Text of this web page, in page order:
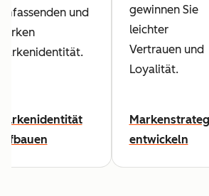
und
gewinnen Sie
leichter
Vertrauen und
Loyalität.
entwickeln